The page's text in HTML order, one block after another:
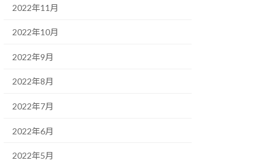
2022年11月
2022年10月
2022年9月
2022年8月
2022年7月
2022年6月
2022年5月